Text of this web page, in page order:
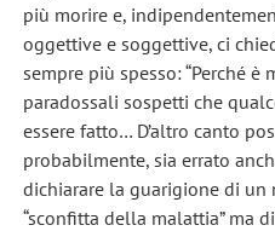
più morire e,
oggettive e soggettive, ci
sempre più spesso: “Perché
paradossali sospetti che
essere fatto… D’altro canto
probabilmente, sia errato
dichiarare la guarigione di
“sconfitta della malattia” ma